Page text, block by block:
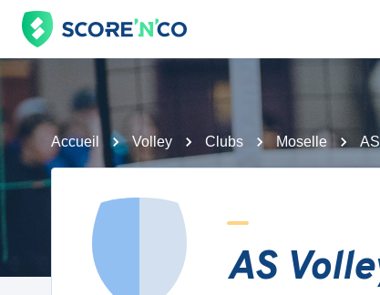
Accueil Volley Clubs Moselle
AS